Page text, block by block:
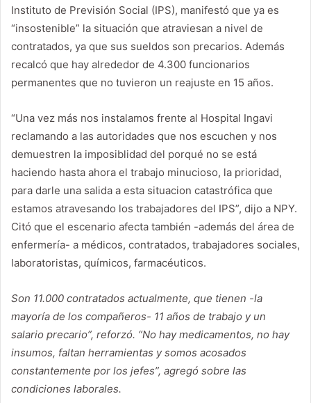
Instituto de Previsión Social (IPS), manifestó que ya es
“insostenible” la situación que atraviesan a nivel de
contratados, ya que sus sueldos son precarios. Además
recalcó que hay alrededor de 4.300 funcionarios
permanentes que no tuvieron un reajuste en 15 años.
“Una vez más nos instalamos frente al Hospital Ingavi
reclamando a las autoridades que nos escuchen y nos
demuestren la imposiblidad del porqué no se está
haciendo hasta ahora el trabajo minucioso, la prioridad,
para darle una salida a esta situacion catastrófica que
estamos atravesando los trabajadores del IPS”, dijo a NPY.
Citó que el escenario afecta también -además del área de
enfermería- a médicos, contratados, trabajadores sociales,
laboratoristas, químicos, farmacéuticos.
Son 11.000 contratados actualmente, que tienen -la
mayoría de los compañeros- 11 años de trabajo y un
salario precario”, reforzó. “No hay medicamentos, no hay
insumos, faltan herramientas y somos acosados
constantemente por los jefes”, agregó sobre las
condiciones laborales.